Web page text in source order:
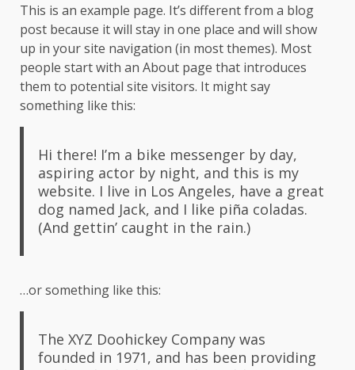
This is an example page. It’s different from a blog
post because it will stay in one place and will show
up in your site navigation (in most themes). Most
people start with an About page that introduces
them to potential site visitors. It might say
something like this:
Hi there! I’m a bike messenger by day,
aspiring actor by night, and this is my
website. I live in Los Angeles, have a great
dog named Jack, and I like piña coladas.
(And gettin’ caught in the rain.)
…or something like this:
The XYZ Doohickey Company was
founded in 1971, and has been providing
Reformas de Ducha
Selección de Materiales y
Equipamiento para el Baño
Cambia tu Bañera por un Plato